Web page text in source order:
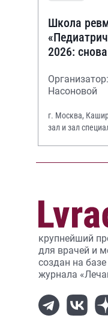
Школа
2026:
Насоновой
г. Москва,
зал и зал
крупнейший
для врачей и
создан на
журнала